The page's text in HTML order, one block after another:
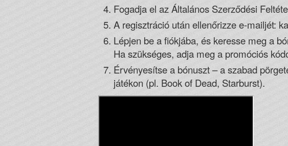
Fogadja el az Általános Szerződési
A regisztráció után ellenőrizze e-mailjét:
Lépjen be a fiókjába, és keresse meg a
Ha szükséges, adja meg a promóciós
Érvényesítse a bónuszt – a szabad
játékon (pl. Book of Dead, Starburst).